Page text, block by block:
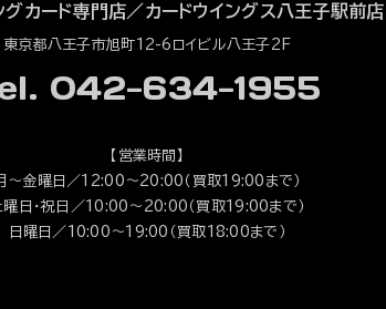
グカード専門店／カードウイングス八王子駅前店
東京都八王子市旭町12-6ロイビル八王子2F
042-634-1955
【営業時間】
～金曜日／12:00～20:00（買取19:00まで）
曜日・祝日／10:00～20:00（買取19:00まで）
日曜日／10:00～19:00（買取18:00まで）